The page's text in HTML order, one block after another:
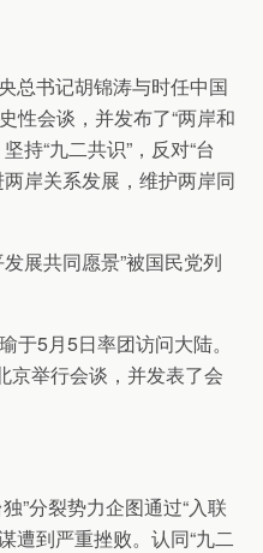
总书记胡锦涛与时任中国
性会谈，并发布了“两岸和
持“九二共识”，反对“台
岸关系发展，维护两岸同
展共同愿景”被国民党列
于5月5日率团访问大陆。
京举行会谈，并发表了会
”分裂势力企图通过“入联
遭到严重挫败。认同“九二